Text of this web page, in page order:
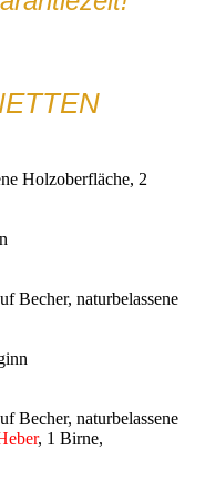
Holzoberfläche, 2
Becher, naturbelassene
Becher, naturbelassene
, 1 Birne,